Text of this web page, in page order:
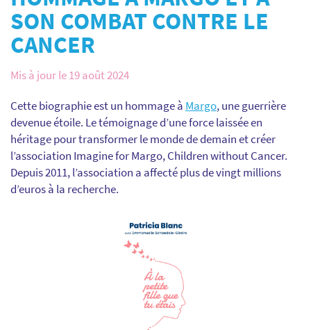
SON COMBAT CONTRE LE
CANCER
Mis à jour le 19 août 2024
Cette biographie est un hommage à Margo, une guerrière
devenue étoile. Le témoignage d’une force laissée en
héritage pour transformer le monde de demain et créer
l’association Imagine for Margo, Children without Cancer.
Depuis 2011, l’association a affecté plus de vingt millions
d’euros à la recherche.